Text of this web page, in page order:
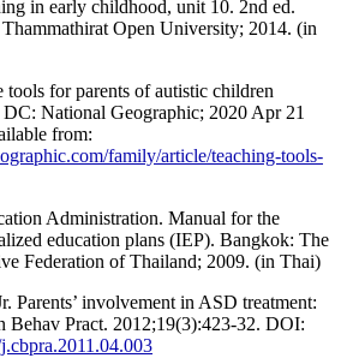
in early childhood, unit 10. 2nd ed.
Open University; 2014. (in
for parents of autistic children
National Geographic; 2020 Apr 21
from:
family/article/teaching-tools-
Administration. Manual for the
education plans (IEP). Bangkok: The
Federation of Thailand; 2009. (in Thai)
Parents’ involvement in ASD treatment:
Behav Pract. 2012;19(3):423-32. DOI: